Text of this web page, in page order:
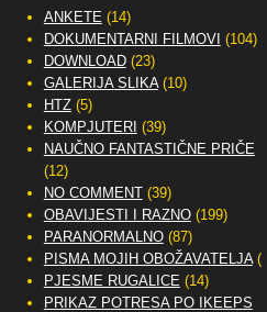
ANKETE (14)
DOKUMENTARNI FILMOVI (104)
DOWNLOAD(23)
GALERIJA SLIKA(10)
HTZ(5)
KOMPJUTERI (39)
NAUČNO FANTASTIČNE PRIČE
(12)
NO COMMENT(39)
OBAVIJESTI I RAZNO(199)
PARANORMALNO(87)
PISMA MOJIH OBOŽAVATELJA(2)
PJESME RUGALICE (14)
PRIKAZ POTRESA PO IKEEPS